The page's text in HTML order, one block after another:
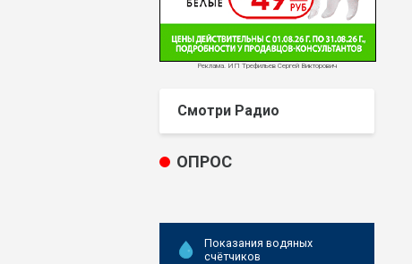
Реклама. ИП Трефильев Сергей Викторович
Смотри Радио
ОПРОС
Показания водяных
счётчиков